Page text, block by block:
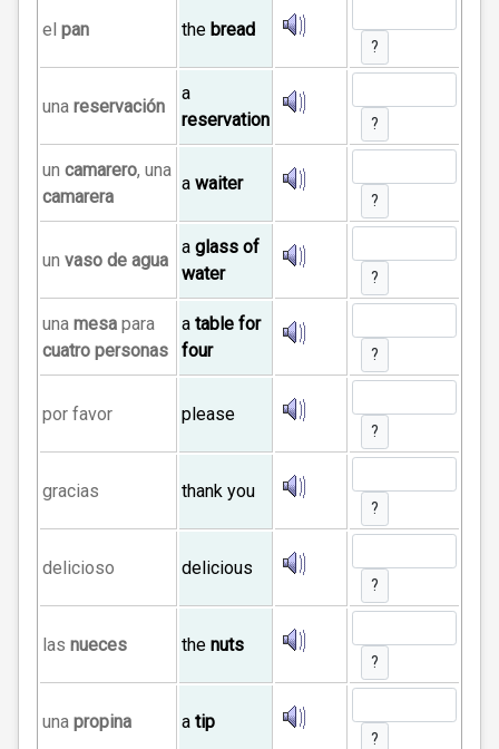
el pan the bread
?
una reservación
a
reservation
?
un camarero, una
camarera
a waiter
?
un vaso de agua
a glass of
water
?
una mesa para
cuatro personas
a table for
four
?
por favor please
?
gracias thank you
?
delicioso delicious
?
las nueces the nuts
?
una propina a tip
?